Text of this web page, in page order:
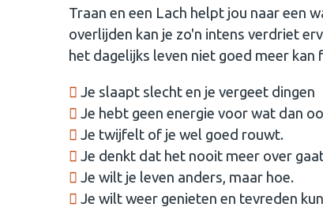
Traan en een Lach helpt jou naar een
overlijden kan je zo'n intens verdriet
het dagelijks leven niet goed meer kan
Je slaapt slecht en je vergeet dingen
Je hebt geen energie voor wat dan
Je twijfelt of je wel goed rouwt.
Je denkt dat het nooit meer over
Je wilt je leven anders, maar hoe.
Je wilt weer genieten en tevreden